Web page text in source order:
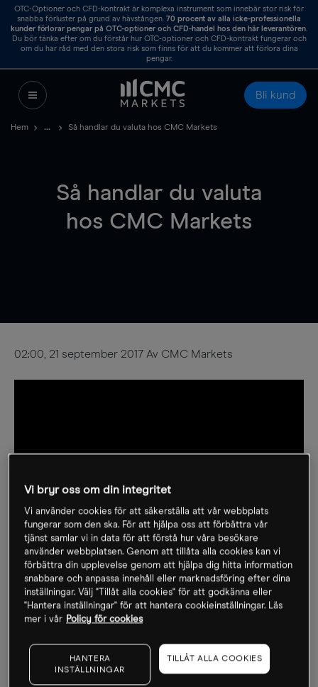
OTC-Optioner och CFD-kontrakt är komplexa instrument som innebär stor risk för
snabba förluster på grund av hävstången. 70 procent av alla icke-professionella
kunder förlorar pengar på OTC-optioner och CFD-handel hos den här leverantören
Du bör tänka efter om du förstår hur OTC-optioner och CFD-kontrakt fungerar och
om du har råd med den stora risk som finns för att du kommer att förlora dina
pengar.
Bli kund
Hem Så handlar du valuta hos CMC Markets
Så handlar du valuta
hos CMC Markets
02:00, 21 september 2017 Av CMC Markets
CMC Markets är ledande globalt
valuta. Lär dig handla CFD:er via våra
utbildningsfilmer som bl.a. tar upp
Vi bryr oss om din integritet
Vi använder cookies för att säkerställa att vår webbplats
fungerar som den ska. För att hjälpa oss att förbättra vår
tjänst samlar vi in data för att förstå hur våra besökare
använder webbplatsen. Genom att tillåta alla cookies kan vi
förbättra din upplevelse genom att hjälpa dig hitta information
snabbare och anpassa innehåll eller marknadsföring efter dina
inställningar. Välj "Tillåt alla cookies" för att godkänna eller
"Hantera inställningar" för att hantera cookieinställningar. Läs
mer i vår Policy för cookies
HANTERA
INSTÄLLNINGAR
TILLÅT ALLA COOKIES